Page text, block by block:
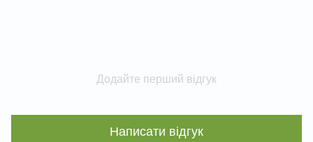
Додайте перший відгук
Написати відгук